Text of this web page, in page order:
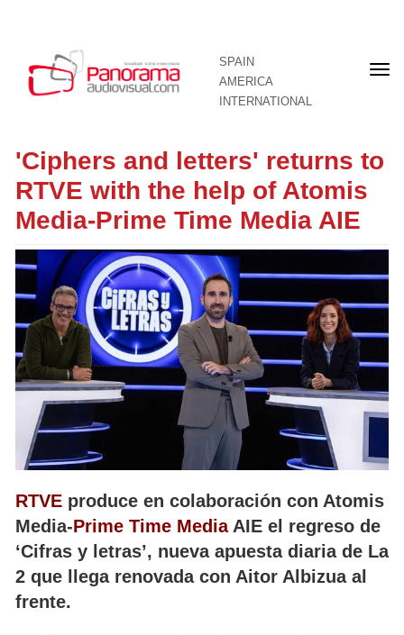
SPAIN
AMERICA
INTERNATIONAL
'Ciphers and letters' returns to
RTVE with the help of Atomis
Media-Prime Time Media AIE
RTVE produce en colaboración con Atomis
Media-Prime Time Media AIE el regreso de
‘Cifras y letras’, nueva apuesta diaria de La
2 que llega renovada con Aitor Albizua al
frente.